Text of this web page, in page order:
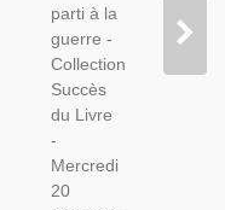
parti à la
guerre -
Collection
Succès
du Livre
-
Mercredi
20